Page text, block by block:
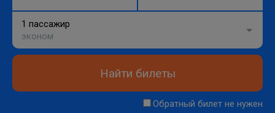
1 пассажир
эконом
Найти билеты
Обратный билет не нужен